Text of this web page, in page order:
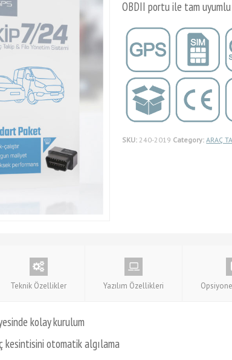
OBDII portu ile tam
SKU: 240-2019 Category: ARAÇ
Teknik Özellikler Yazılım Özellikleri
kolay kurulum
kesintisini otomatik algılama